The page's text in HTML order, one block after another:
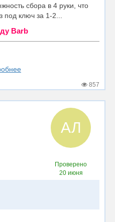
сбора в 4 руки, что
ключ за 1-2...
Barb
857
АЛ
Проверено
20 июня